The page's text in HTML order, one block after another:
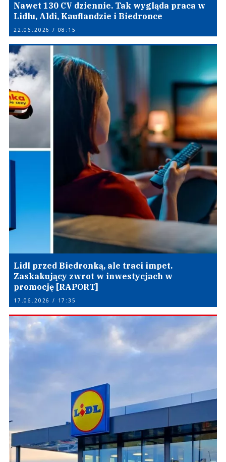
Nawet 130 CV dziennie. Tak wygląda praca w
Lidlu, Aldi, Kauflandzie i Biedronce
22.06.2026 / 08:15
Lidl przed Biedronką, ale traci impet.
Zaskakujący zwrot w inwestycjach w
promocję [RAPORT]
17.06.2026 / 17:35